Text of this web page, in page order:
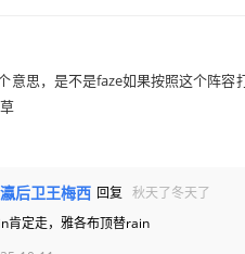
意思，是不是faze如果按照这个阵
后卫王梅西 回复 秋天了冬天了
肯定走，雅各布顶替rain